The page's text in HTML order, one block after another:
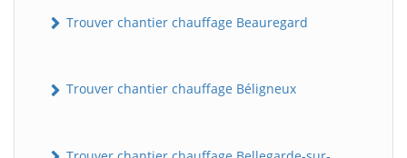
Trouver chantier chauffage Beauregard
Trouver chantier chauffage Béligneux